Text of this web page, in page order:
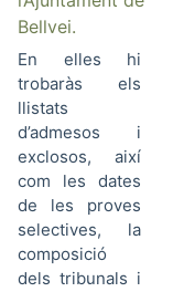
Bellvei.
En elles hi
trobaràs els
llistats
d’admesos i
exclosos, així
com les dates
de les proves
selectives, la
composició
dels tribunals i